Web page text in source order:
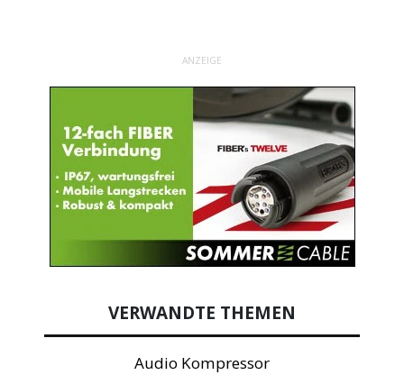
ANZEIGE
VERWANDTE THEMEN
Audio Kompressor